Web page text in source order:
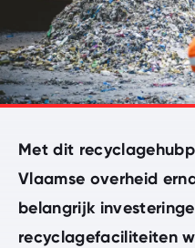
Geef uw zoekopdracht
NL
Met dit
Vlaamse overheid
belangrijk
recyclagefaciliteiten